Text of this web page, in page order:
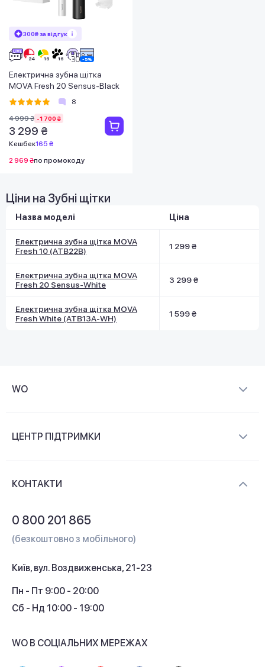
300₴ за відгук
Електрична зубна щітка
MOVA Fresh 20 Sensus-Black
8
4 999 ₴ -1 700 ₴
3 299 ₴
Кешбек165 ₴
2 969 ₴по промокоду
Ціни на Зубні щітки
Назва моделі Ціна
Електрична зубна щітка MOVA
Fresh 10 (ATB22B)
1 299 ₴
Електрична зубна щітка MOVA
Fresh 20 Sensus-White
3 299 ₴
Електрична зубна щітка MOVA
Fresh White (ATB13A-WH)
1 599 ₴
WO
Контакти
ЦЕНТР ПІДТРИМКИ
Кешбек
КОНТАКТИ
0 800 201 865
(безкоштовно з мобільного)
Київ, вул. Воздвиженська, 21-23
Пн - Пт 9:00 - 20:00
Сб - Нд 10:00 - 19:00
WO В СОЦІАЛЬНИХ МЕРЕЖАХ